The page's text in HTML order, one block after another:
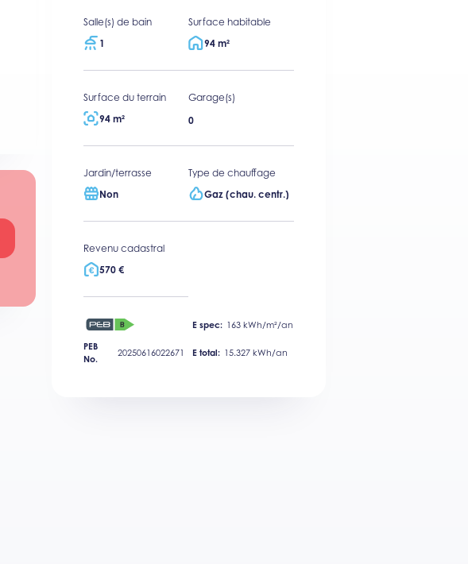
Salle(s) de bain
1
Surface habitable
94 m²
Surface du terrain
94 m²
Garage(s)
0
Jardin/terrasse
Non
Type de chauffage
Gaz (chau. centr.)
Revenu cadastral
570 €
E spec: 163 kWh/m²/an
PEB
No.
20250616022671 E total: 15.327 kWh/an